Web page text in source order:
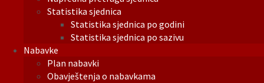
Statistika sjednica
Statistika sjednica po godini
Statistika sjednica po sazivu
Nabavke
Plan nabavki
Obavještenja o nabavkama